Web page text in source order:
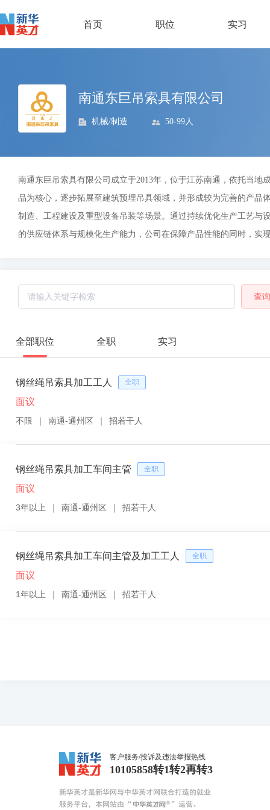
首页 职位 实习
南通东巨吊索具有限公司
机械/制造 50-99人
南通东巨吊索具有限公司成立于2013年，位于江苏南通，依托当
品为核心，逐步拓展至建筑预埋吊具领域，并形成较为完善的产品
制造、工程建设及重型设备吊装等场景。通过持续优化生产工艺
的供应链体系与规模化生产能力，公司在保障产品性能的同时，
查询
全部职位 全职 实习
钢丝绳吊索具加工工人 全职
面议
不限 ｜ 南通-通州区 ｜ 招若干人
钢丝绳吊索具加工车间主管 全职
面议
3年以上 ｜ 南通-通州区 ｜ 招若干人
钢丝绳吊索具加工车间主管及加工工人 全职
面议
1年以上 ｜ 南通-通州区 ｜ 招若干人
客户服务/投诉及违法举报热线
10105858转1转2再转3